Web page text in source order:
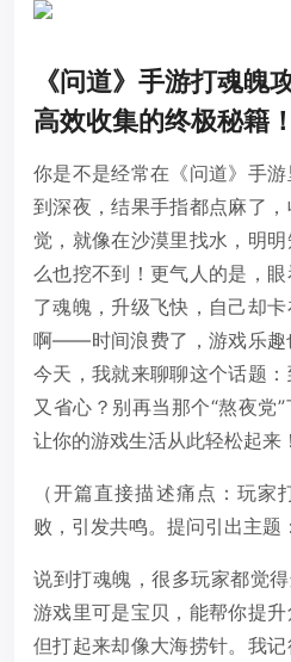
《问道》手游打魂魄
高效收集的终极秘籍！
你是不是经常在《问道》手
到深夜，结果手指都点麻了
觉，就像在沙漠里找水，明
么也挖不到！更气人的是，
了魂魄，升级飞快，自己却
啊——时间浪费了，游戏乐趣
今天，我就来聊聊这个话题
又省心？别再当那个“熬夜党
让你的游戏生活从此轻松起来！
（开篇直接描述痛点：玩
败，引发共鸣。提问引出主题
说到打魂魄，很多玩家都觉
游戏里可是宝贝，能帮你提升
但打起来却像大海捞针。我